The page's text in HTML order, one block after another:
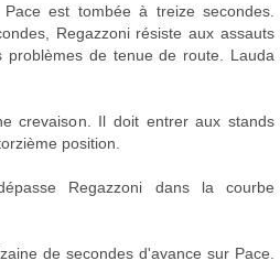
est tombée à treize secondes.
Regazzoni résiste aux assauts
de tenue de route. Lauda
crevaison. Il doit entrer aux stands
position.
Regazzoni dans la courbe
de secondes d'avance sur Pace.